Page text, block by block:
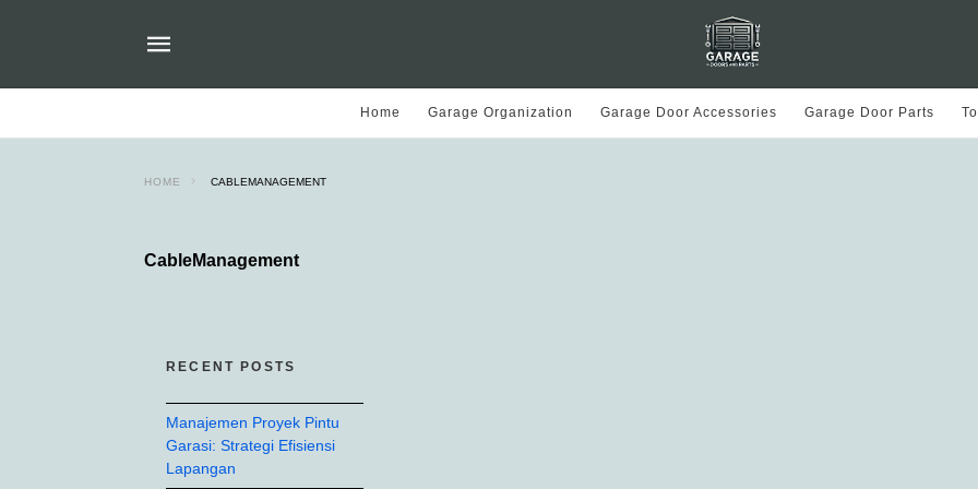
Home Garage Organization Garage Door Accessories Garage Door Parts
HOME CABLEMANAGEMENT
CableManagement
RECENT POSTS
Manajemen Proyek Pintu
Garasi: Strategi Efisiensi
Lapangan